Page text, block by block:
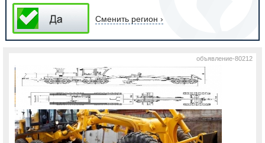
Сменить регион ›
объявление-80212